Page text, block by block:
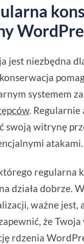
jest niezbędna
systemem
.
swoją witrynę
atakami.
regularna
działa dobrze.
ważne jest,
że
rdzenia